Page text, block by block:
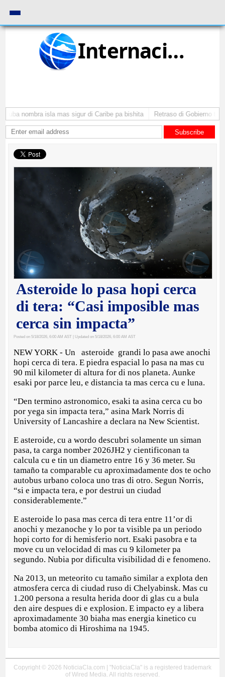
Internacional
nombra isla mas sigur di Caribe pa bishita Retraso di Gobierno ta
Subscribe
Asteroide lo pasa hopi cerca
di tera: “Casi imposible mas
cerca sin impacta”
Posted on 5/18/2026, 6:00 AM AST | Updated on 5/18/2026, 6:00 AM AST
NEW YORK - Un asteroide grandi lo pasa awe anochi
hopi cerca di tera. E piedra espacial lo pasa na mas cu
90 mil kilometer di altura for di nos planeta. Aunke
esaki por parce leu, e distancia ta mas cerca cu e luna.
“Den termino astronomico, esaki ta asina cerca cu bo
por yega sin impacta tera,” asina Mark Norris di
University of Lancashire a declara na New Scientist.
E asteroide, cu a wordo descubri solamente un siman
pasa, ta carga nomber 2026JH2 y cientificonan ta
calcula cu e tin un diametro entre 16 y 36 meter. Su
tamaño ta comparable cu aproximadamente dos te ocho
autobus urbano coloca uno tras di otro. Segun Norris,
“si e impacta tera, e por destrui un ciudad
considerablemente.”
E asteroide lo pasa mas cerca di tera entre 11’or di
anochi y mezanoche y lo por ta visible pa un periodo
hopi corto for di hemisferio nort. Esaki pasobra e ta
move cu un velocidad di mas cu 9 kilometer pa
segundo. Nubia por dificulta visibilidad di e fenomeno.
Na 2013, un meteorito cu tamaño similar a explota den
atmosfera cerca di ciudad ruso di Chelyabinsk. Mas cu
1.200 persona a resulta herida door di glas cu a bula
den aire despues di e explosion. E impacto ey a libera
aproximadamente 30 biaha mas energia kinetico cu
bomba atomico di Hiroshima na 1945.
Copyright © 2026 NoticiaCla.com | "NoticiaCla" is a registered trademark
of Wired Media. All rights reserved.